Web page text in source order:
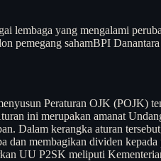
lembaga yang mengalami
pemegang sahamBPI Danantara
Peraturan OJK (POJK)
ini merupakan amanat
Dalam kerangka aturan
dan membagikan dividen
UU P2SK meliputi